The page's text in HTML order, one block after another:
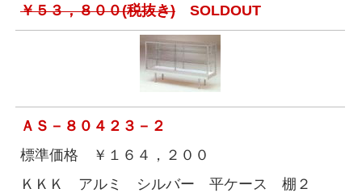
￥５３，８００(税抜き) SOLDOUT
ＡＳ－８０４２３－２
標準価格 ￥１６４，２００
ＫＫＫ アルミ シルバー 平ケース 棚２